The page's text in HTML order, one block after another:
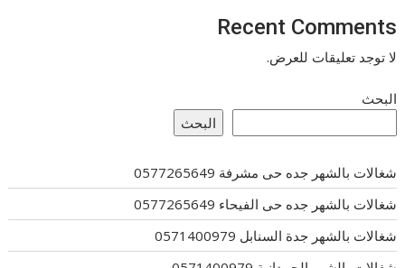
Recent Comments
لا توجد تعليقات للعرض.
البحث
البحث
شغالات بالشهر جده حى مشرفة 0577265649
شغالات بالشهر جده حى الفيحاء 0577265649
شغالات بالشهر جدة السنابل 0571400979